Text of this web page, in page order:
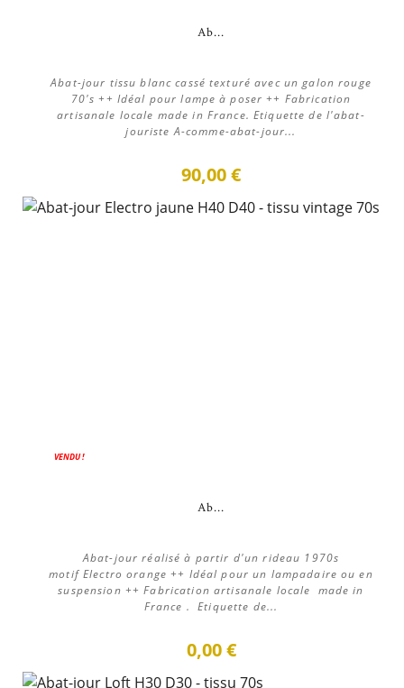
Ab...
Abat-jour tissu blanc cassé texturé avec un galon rouge
70's ++ Idéal pour lampe à poser ++ Fabrication
artisanale locale made in France. Etiquette de l'abat-
jouriste A-comme-abat-jour...
90,00 €
VENDU !
Ab...
Abat-jour réalisé à partir d'un rideau 1970s
motif Electro orange ++ Idéal pour un lampadaire ou en
suspension ++ Fabrication artisanale locale made in
France . Etiquette de...
0,00 €